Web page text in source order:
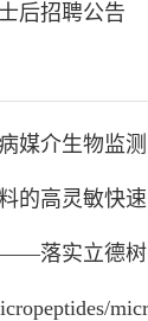
后招聘公告